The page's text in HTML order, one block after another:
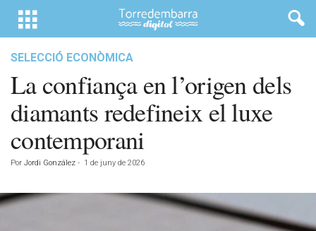
SELECCIÓ ECONÒMICA
La confiança en l’origen dels
diamants redefineix el luxe
contemporani
Por Jordi González - 1 de juny de 2026